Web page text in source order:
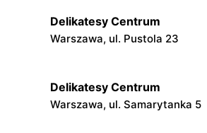
Delikatesy Centrum
Warszawa, ul. Pustola 23
Delikatesy Centrum
Warszawa, ul. Samarytanka 5